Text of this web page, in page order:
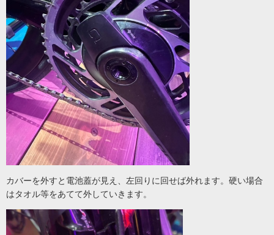
カバーを外すと電池蓋が見え、左回りに回せば外れます。硬い場合
はタオル等をあてて外していきます。